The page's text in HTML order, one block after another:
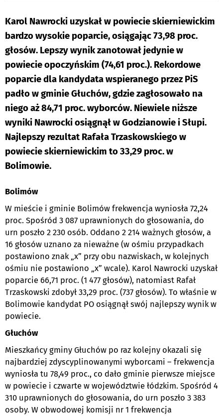
Karol Nawrocki uzyskał w powiecie skierniewickim
bardzo wysokie poparcie, osiągając 73,98 proc.
głosów. Lepszy wynik zanotował jedynie w
powiecie opoczyńskim (74,61 proc.). Rekordowe
poparcie dla kandydata wspieranego przez PiS
padło w gminie Głuchów, gdzie zagłosowało na
niego aż 84,71 proc. wyborców. Niewiele niższe
wyniki Nawrocki osiągnął w Godzianowie i Słupi.
Najlepszy rezultat Rafała Trzaskowskiego w
powiecie skierniewickim to 33,29 proc. w
Bolimowie.
Bolimów
W mieście i gminie Bolimów frekwencja wyniosła 72,24
proc. Spośród 3 087 uprawnionych do głosowania, do
urn poszło 2 230 osób. Oddano 2 214 ważnych głosów, a
16 głosów uznano za nieważne (w ośmiu przypadkach
postawiono znak „x” przy obu nazwiskach, w kolejnych
ośmiu nie postawiono „x” wcale). Karol Nawrocki uzyskał
poparcie 66,71 proc. (1 477 głosów), natomiast Rafał
Trzaskowski zdobył 33,29 proc. (737 głosów). To właśnie w
Bolimowie kandydat PO osiągnął swój najlepszy wynik w
powiecie.
Głuchów
Mieszkańcy gminy Głuchów po raz kolejny okazali się
najbardziej zdyscyplinowanymi wyborcami – frekwencja
wyniosła tu 78,49 proc., co dało gminie pierwsze miejsce
w powiecie i czwarte w województwie łódzkim. Spośród 4
310 uprawnionych do głosowania, do urn poszło 3 383
osoby. W obwodowej komisji nr 1 frekwencja